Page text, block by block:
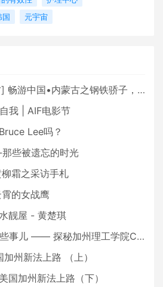
国 元宇宙
] 畅游中国•内蒙古之钢铁骄子，魅力包头
我 | AIF电影节
Lee吗？
那些被遗忘的时光
柳霜之采访手札
霄的女战鹰
靓屋 - 黄楚琪
儿 —— 探秘加州理工学院Caltech博士生活 [上集]
州新法上路 （上）
国加州新法上路（下）